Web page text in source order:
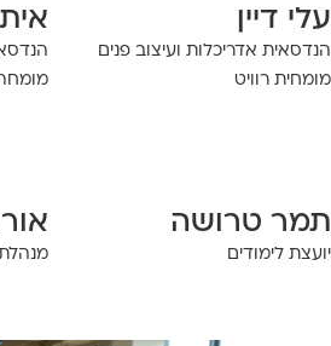
דיין
אדריכלות ועיצוב פנים
רוויט
מומחה
טרושה
לימודים מנהלת